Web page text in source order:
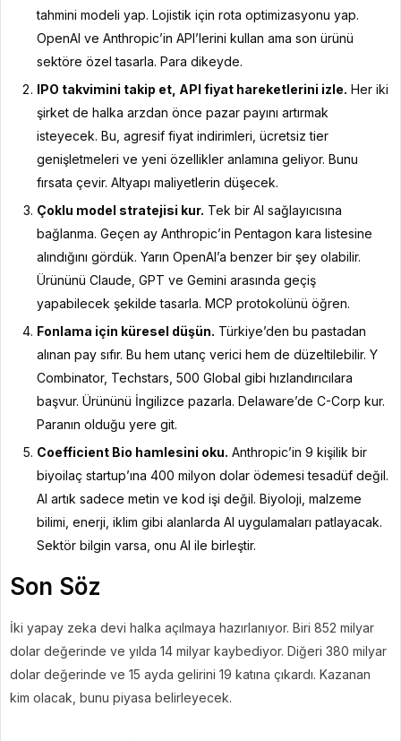
tahmini modeli yap. Lojistik için rota optimizasyonu yap.
OpenAI ve Anthropic’in API’lerini kullan ama son ürünü
sektöre özel tasarla. Para dikeyde.
IPO takvimini takip et, API fiyat hareketlerini izle. Her iki
şirket de halka arzdan önce pazar payını artırmak
isteyecek. Bu, agresif fiyat indirimleri, ücretsiz tier
genişletmeleri ve yeni özellikler anlamına geliyor. Bunu
fırsata çevir. Altyapı maliyetlerin düşecek.
Çoklu model stratejisi kur. Tek bir AI sağlayıcısına
bağlanma. Geçen ay Anthropic’in Pentagon kara listesine
alındığını gördük. Yarın OpenAI’a benzer bir şey olabilir.
Ürününü Claude, GPT ve Gemini arasında geçiş
yapabilecek şekilde tasarla. MCP protokolünü öğren.
Fonlama için küresel düşün. Türkiye’den bu pastadan
alınan pay sıfır. Bu hem utanç verici hem de düzeltilebilir. Y
Combinator, Techstars, 500 Global gibi hızlandırıcılara
başvur. Ürününü İngilizce pazarla. Delaware’de C-Corp kur.
Paranın olduğu yere git.
Coefficient Bio hamlesini oku. Anthropic’in 9 kişilik bir
biyoilaç startup’ına 400 milyon dolar ödemesi tesadüf değil.
AI artık sadece metin ve kod işi değil. Biyoloji, malzeme
bilimi, enerji, iklim gibi alanlarda AI uygulamaları patlayacak.
Sektör bilgin varsa, onu AI ile birleştir.
Son Söz
İki yapay zeka devi halka açılmaya hazırlanıyor. Biri 852 milyar
dolar değerinde ve yılda 14 milyar kaybediyor. Diğeri 380 milyar
dolar değerinde ve 15 ayda gelirini 19 katına çıkardı. Kazanan
kim olacak, bunu piyasa belirleyecek.